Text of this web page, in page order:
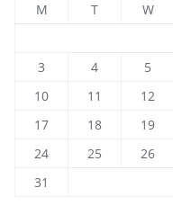
M T W
3
4 5
10
11 12
17
18 19
24
25 26
31